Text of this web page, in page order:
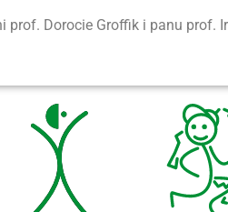
prof. Dorocie Groffik i panu prof.